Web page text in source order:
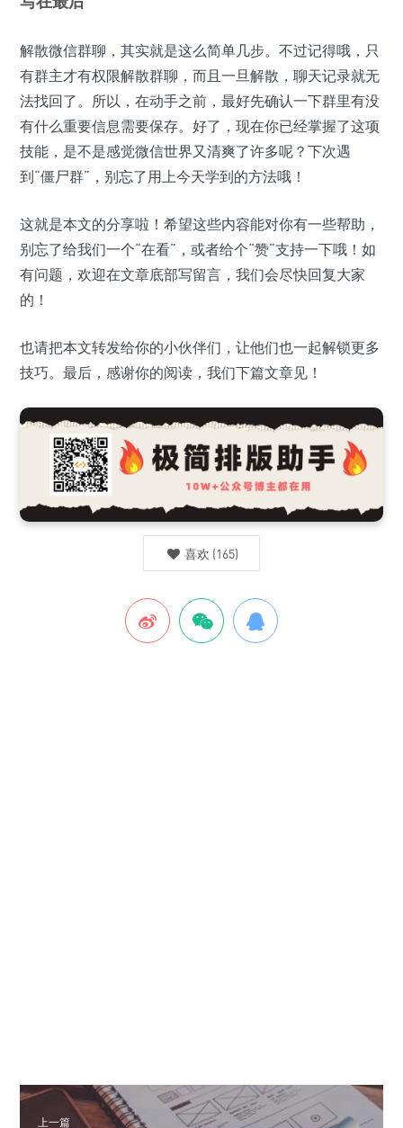
解散微信群聊，其实就是这么简单几步。不过记得哦，只
有群主才有权限解散群聊，而且一旦解散，聊天记录就无
法找回了。所以，在动手之前，最好先确认一下群里有没
有什么重要信息需要保存。好了，现在你已经掌握了这项
技能，是不是感觉微信世界又清爽了许多呢？下次遇
到“僵尸群”，别忘了用上今天学到的方法哦！
这就是本文的分享啦！希望这些内容能对你有一些帮助，
别忘了给我们一个“在看”，或者给个“赞”支持一下哦！如
有问题，欢迎在文章底部写留言，我们会尽快回复大家
的！
也请把本文转发给你的小伙伴们，让他们也一起解锁更多
技巧。最后，感谢你的阅读，我们下篇文章见！
喜欢 (165)
上一篇